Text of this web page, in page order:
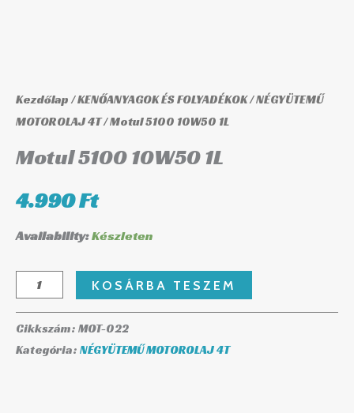
Kezdőlap/KENŐANYAGOK ÉS FOLYADÉKOK/NÉGYÜTEMŰ
MOTOROLAJ 4T/ Motul 5100 10W50 1L
Motul 5100 10W50 1L
4.990Ft
Availability:Készleten
KOSÁRBA TESZEM
Cikkszám: MOT-022
Kategória: NÉGYÜTEMŰ MOTOROLAJ 4T